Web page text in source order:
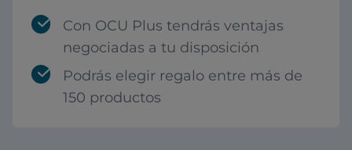
Con OCU Plus tendrás ventajas
negociadas a tu disposición
Podrás elegir regalo entre más de
150 productos